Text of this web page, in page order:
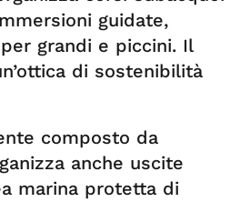
guidate,
grandi e piccini. Il
di sostenibilità
composto da
anche uscite
marina protetta di